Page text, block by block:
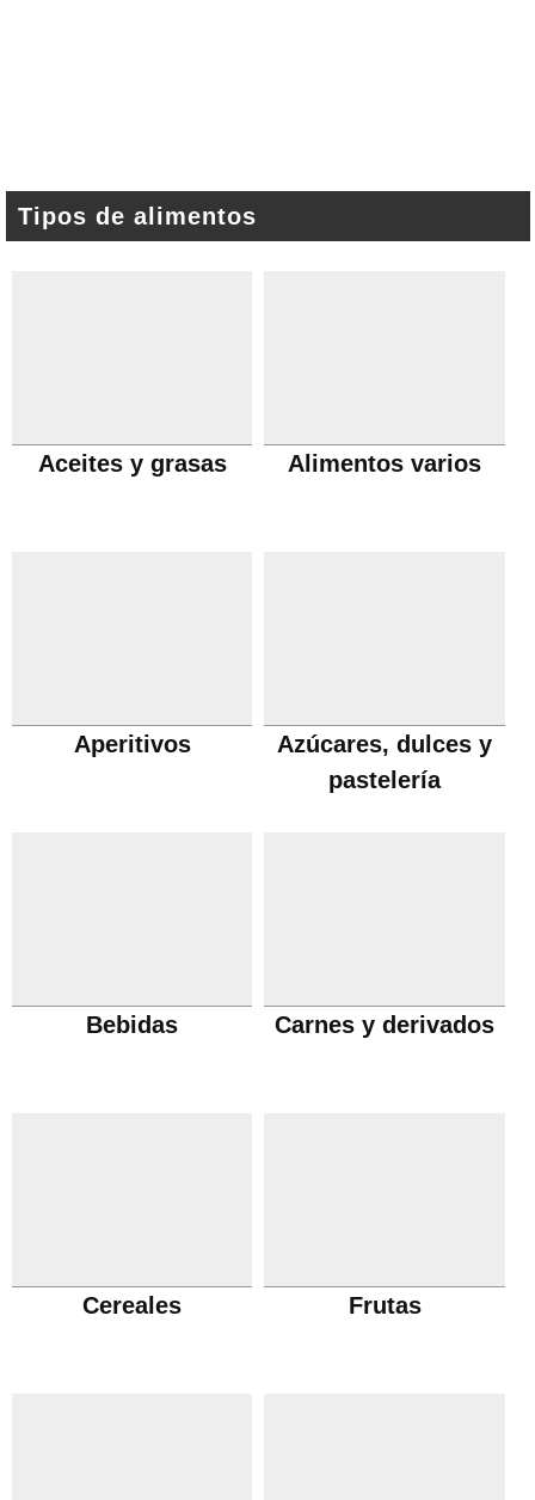
Tipos de alimentos
Aceites y grasas Alimentos varios
Aperitivos
Azúcares, dulces y
pastelería
Bebidas Carnes y derivados
Cereales Frutas